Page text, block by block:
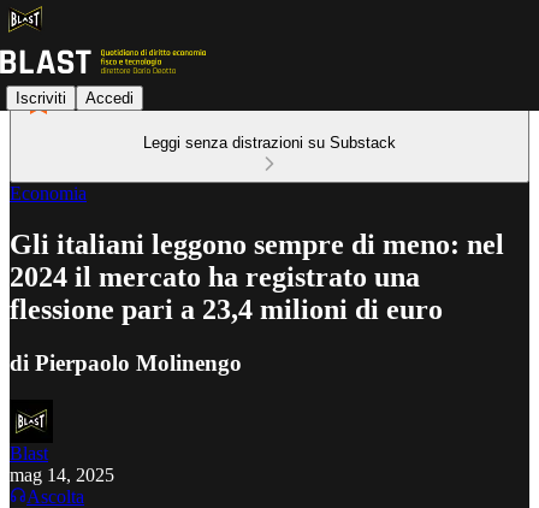
Iscriviti Accedi
Leggi senza distrazioni su Substack
Economia
Gli italiani leggono sempre di meno: nel
2024 il mercato ha registrato una
flessione pari a 23,4 milioni di euro
di Pierpaolo Molinengo
Blast
mag 14, 2025
Ascolta